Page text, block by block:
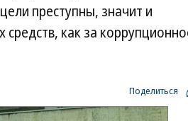
преступны, значит и
как за
Поделиться